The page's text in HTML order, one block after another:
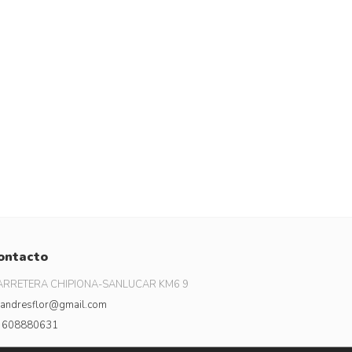
CHIPIONA-SANLUCAR KM6 9
608880631